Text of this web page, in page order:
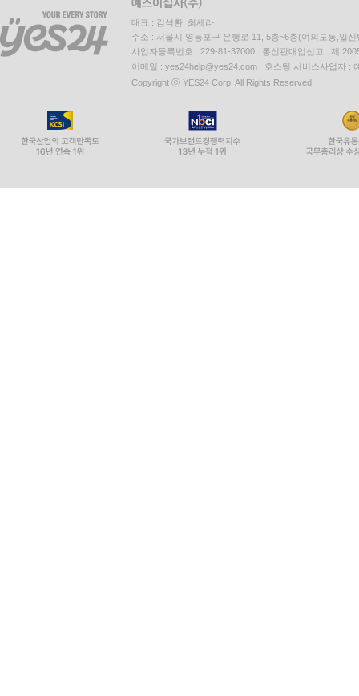
대표 : 김석환, 최세라
주소 : 서울시 영등포구 은행로 11, 5층~6층(여의도동,일신
사업자등록번호 : 229-81-37000 통신판매업신고 : 제
이메일 : yes24help@yes24.com 호스팅 서비스사업자 :
Copyright ⓒ YES24 Corp. All Rights Reserved.